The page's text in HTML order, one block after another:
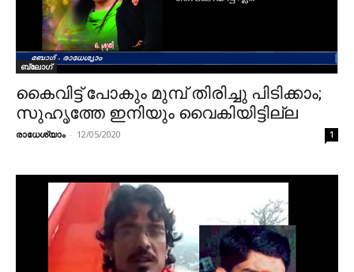
ബ്ലോഗ്‌
കൈവിട്ട് പോകും മുമ്പ് തിരിച്ചു പിടിക്കാം;
സുഹൃത്തേ ഇനിയും വൈകിയിട്ടില്ല
രാധേശ്യാം - 12/05/2020 1